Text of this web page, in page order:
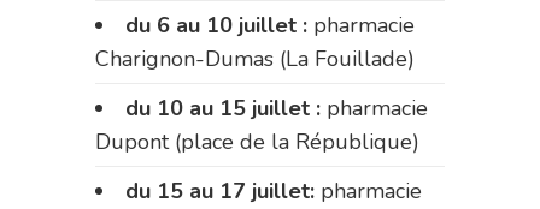
du 6 au 10 juillet : pharmacie
Charignon-Dumas (La Fouillade)
du 10 au 15 juillet : pharmacie
Dupont (place de la République)
du 15 au 17 juillet: pharmacie